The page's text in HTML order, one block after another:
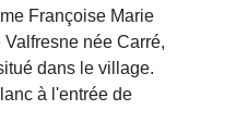
Françoise Marie
née Carré,
dans le village.
à l'entrée de